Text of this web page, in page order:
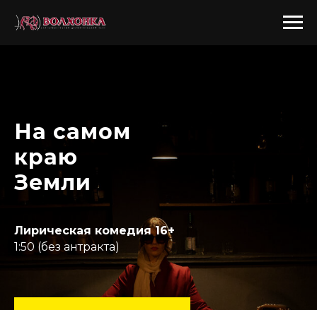
На самом
краю
Земли
Лирическая комедия 16+
1:50 (без антракта)